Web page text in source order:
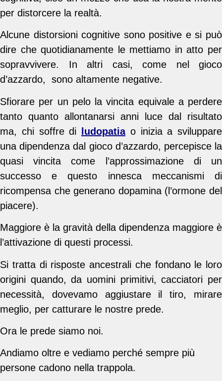
per distorcere la realtà.
Alcune distorsioni cognitive sono positive e si può
dire che quotidianamente le mettiamo in atto per
sopravvivere. In altri casi, come nel gioco
d’azzardo, sono altamente negative.
Sfiorare per un pelo la vincita equivale a perdere
tanto quanto allontanarsi anni luce dal risultato
ma, chi soffre di
ludopatia o inizia a sviluppare
una dipendenza dal gioco d’azzardo, percepisce la
quasi vincita come l’approssimazione di un
successo e questo innesca meccanismi di
ricompensa che generano dopamina (l’ormone del
piacere).
Maggiore è la gravità della dipendenza maggiore è
l’attivazione di questi processi.
Si tratta di risposte ancestrali che fondano le loro
origini quando, da uomini primitivi, cacciatori per
necessità, dovevamo aggiustare il tiro, mirare
meglio, per catturare le nostre prede.
Ora le prede siamo noi.
Andiamo oltre e vediamo perché sempre più
persone cadono nella trappola.